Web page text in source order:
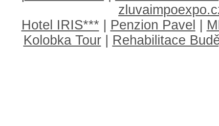
Hotel IRIS***
Penzion Pavel
Kolobka Tour
Rehabilitace